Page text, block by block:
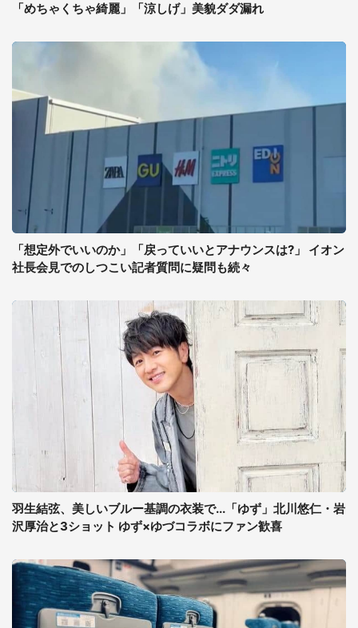
「めちゃくちゃ綺麗」「涼しげ」美貌ダダ漏れ
「想定外でいいのか」「戻っていいとアナウンスは?」 イオン
社長会見でのしつこい記者質問に疑問も続々
羽生結弦、美しいブルー基調の衣装で...「ゆず」北川悠仁・岩
沢厚治と3ショット ゆず×ゆづコラボにファン歓喜